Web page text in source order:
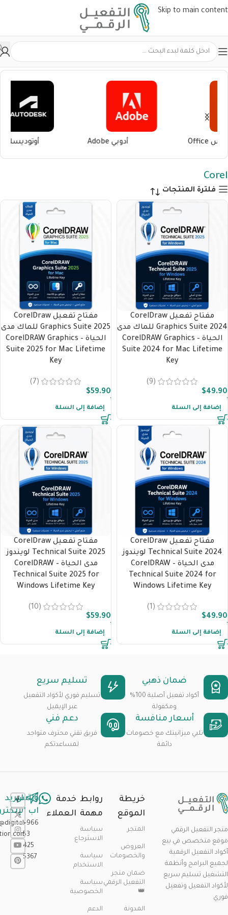
Skip to main content
الرئيسية منتجات تحت الوسم “Corel”
أوتوديسك Autodesk الحماية AntiVirus
Corel
فلترة المنتجات
مفتاح تفعيل CorelDraw
Graphics Suite 2024 للماك مدى
الحياة – CorelDRAW Graphics
Suite 2024 for Mac Lifetime
Key
(9)
$49.90
إضافة إلى السلة
مفتاح تفعيل CorelDraw
Graphics Suite 2025 للماك مدى
الحياة – CorelDRAW Graphics
Suite 2025 for Mac Lifetime
Key
(7)
$59.90
إضافة إلى السلة
مفتاح تفعيل CorelDraw
Technical Suite 2024 لويندوز
مدى الحياة – CorelDRAW
Technical Suite 2024 for
Windows Lifetime Key
(1)
$49.90
إضافة إلى السلة
مفتاح تفعيل CorelDraw
Technical Suite 2025 لويندوز
مدى الحياة – CorelDRAW
Technical Suite 2025 for
Windows Lifetime Key
(10)
$59.90
إضافة إلى السلة
ضمان ذهبي
أكواد تفعيل أصلية 100%
ومكفولة
تسليم سريع
تسليم فوري لأكواد التفعيل
عبر الإيميل
أسعار منافسة
تلبي ميزانيتك مع خصومات
دائمة
دعم فني
فريق تقني محترف متواجد
لمساعدتكم
متجر التفعيل الرقمي
موقع متخصص في بيع
أكواد التفعيل الرقمية
لجميع البرامج وأنظمة
التشغيل تسليم سريع
لأكواد التفعيل وتفعيل
فوري
خريطة
الموقع
المتجر
العروض
والخصومات
ضمان متجر
التفعيل الرقمي
👑
المدونة
روابط
مهمة
سياسة
الاسترجاع
سياسة
الاستخدام
سياسة
الخصوصية
الدعم
خدمة
العملاء
واتس
اب
+966
53
425
5367
البريد